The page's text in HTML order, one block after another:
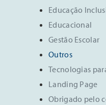
Educação
Educacional
Gestão Escolar
Outros
Tecnologias
Landing Page
Obrigado pelo